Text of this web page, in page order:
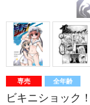
専売 全年齢
ビキニショック！